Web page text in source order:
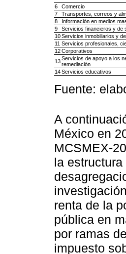
6
Comercio
7
Transportes, correos y
8
Información en medios
9
Servicios financieros y de
10Servicios inmobiliarios y
11 Servicios profesionales,
12Corporativos
13Servicios de apoyo a los
remediación
14Servicios educativos
Fuente:
A
México en
MCSMEX-
la
renta de la
pública en
por ramas
impuesto